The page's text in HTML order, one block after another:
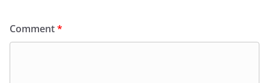
Comment*